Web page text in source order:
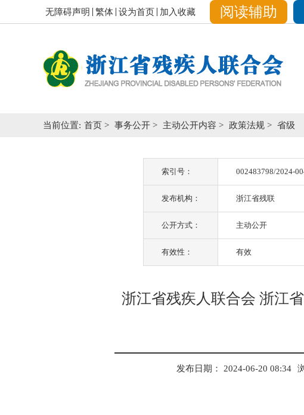
无障碍声明 阅读辅助
繁体 设为首页 加入收藏
当前位置: 首页 > 事务公开 > 主动公开内容 > 政策法规 > 省级
索引号： 002483798/2024-
发布机构： 浙江省残联
公开方式： 主动公开
有效性： 有效
浙江省残疾人联合会 浙江
发布日期： 2024-06-20 08:34